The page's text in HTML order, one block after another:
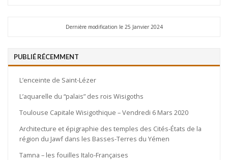
Dernière modification le 25 Janvier 2024
PUBLIÉ RÉCEMMENT
L’enceinte de Saint-Lézer
L’aquarelle du “palais” des rois Wisigoths
Toulouse Capitale Wisigothique – Vendredi 6 Mars 2020
Architecture et épigraphie des temples des Cités-États de la
région du Jawf dans les Basses-Terres du Yémen
Tamna – les fouilles Italo-Françaises